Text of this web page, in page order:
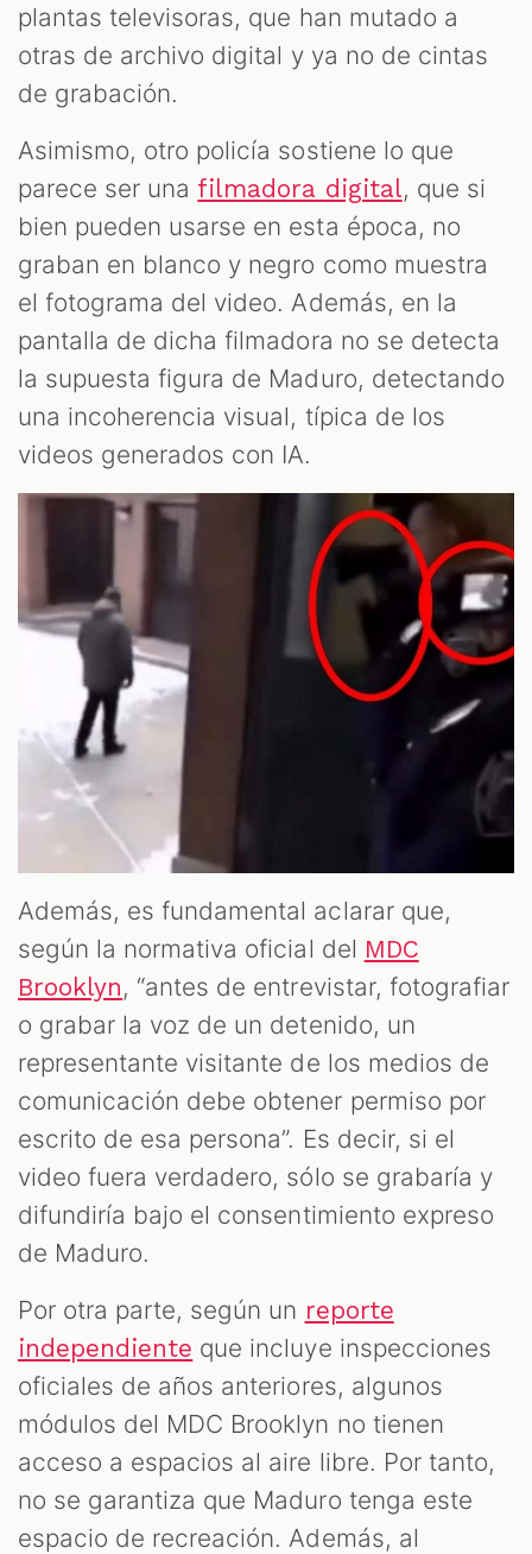
plantas televisoras, que han mutado a
otras de archivo digital y ya no de cintas
de grabación.
Asimismo, otro policía sostiene lo que
parece ser una filmadora digital, que si
bien pueden usarse en esta época, no
graban en blanco y negro como muestra
el fotograma del video. Además, en la
pantalla de dicha filmadora no se detecta
la supuesta figura de Maduro, detectando
una incoherencia visual, típica de los
videos generados con IA.
Además, es fundamental aclarar que,
según la normativa oficial del MDC
Brooklyn, “antes de entrevistar, fotografiar
o grabar la voz de un detenido, un
representante visitante de los medios de
comunicación debe obtener permiso por
escrito de esa persona”. Es decir, si el
video fuera verdadero, sólo se grabaría y
difundiría bajo el consentimiento expreso
de Maduro.
Por otra parte, según un reporte
independiente que incluye inspecciones
oficiales de años anteriores, algunos
módulos del MDC Brooklyn no tienen
acceso a espacios al aire libre. Por tanto,
no se garantiza que Maduro tenga este
espacio de recreación. Además, al